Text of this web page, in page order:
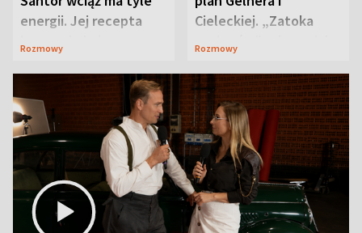
energii. Jej recepta
jest zaskakująco
Rozmowy
Cieleckiej. „Zatoka
szpiegów” od razu ich
Rozmowy